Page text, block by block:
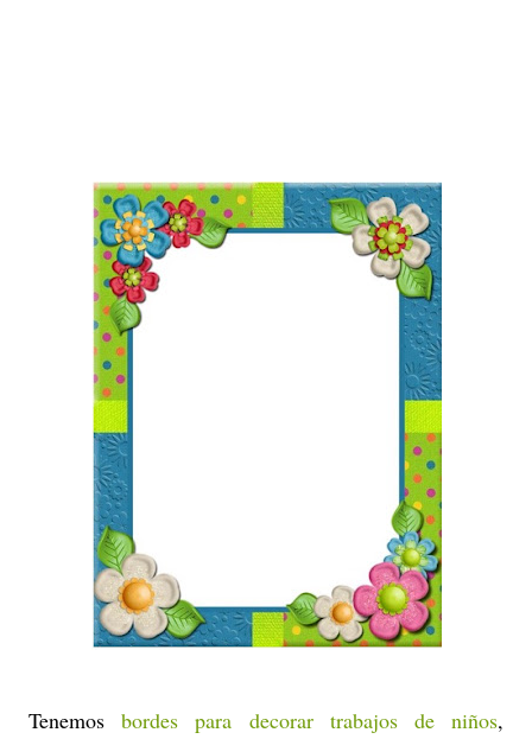
Tenemosbordes para decorar trabajos de niños,